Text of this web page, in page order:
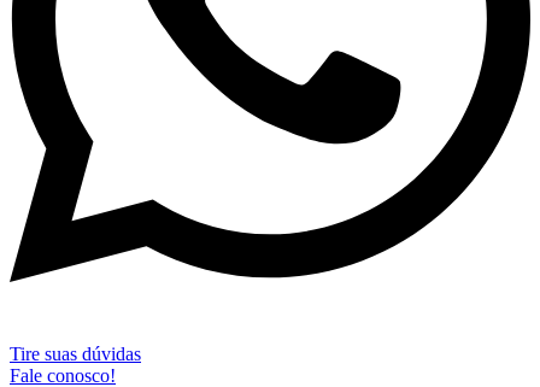
Tire suas dúvidas
Fale conosco!